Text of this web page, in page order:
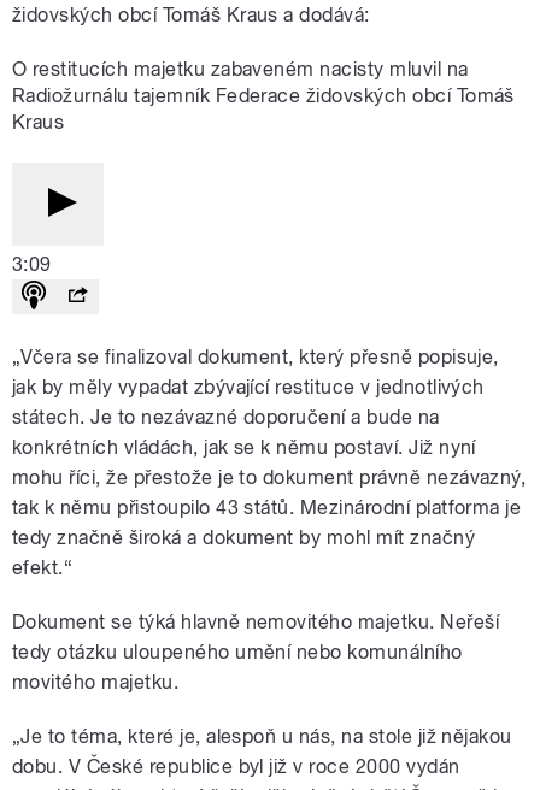
židovských obcí Tomáš Kraus a dodává:
O restitucích majetku zabaveném nacisty mluvil na
Radiožurnálu tajemník Federace židovských obcí Tomáš
Kraus
3:09
„Včera se finalizoval dokument, který přesně popisuje,
jak by měly vypadat zbývající restituce v jednotlivých
státech. Je to nezávazné doporučení a bude na
konkrétních vládách, jak se k němu postaví. Již nyní
mohu říci, že přestože je to dokument právně nezávazný,
tak k němu přistoupilo 43 států. Mezinárodní platforma je
tedy značně široká a dokument by mohl mít značný
efekt.“
Dokument se týká hlavně nemovitého majetku. Neřeší
tedy otázku uloupeného umění nebo komunálního
movitého majetku.
„Je to téma, které je, alespoň u nás, na stole již nějakou
dobu. V České republice byl již v roce 2000 vydán